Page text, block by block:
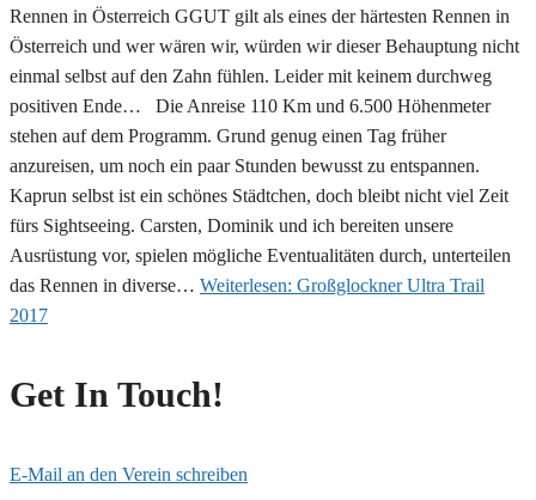
Rennen in Österreich GGUT gilt als eines der härtesten Rennen in
Österreich und wer wären wir, würden wir dieser Behauptung nicht
einmal selbst auf den Zahn fühlen. Leider mit keinem durchweg
positiven Ende… Die Anreise 110 Km und 6.500 Höhenmeter
stehen auf dem Programm. Grund genug einen Tag früher
anzureisen, um noch ein paar Stunden bewusst zu entspannen.
Kaprun selbst ist ein schönes Städtchen, doch bleibt nicht viel Zeit
fürs Sightseeing. Carsten, Dominik und ich bereiten unsere
Ausrüstung vor, spielen mögliche Eventualitäten durch, unterteilen
das Rennen in diverse… Weiterlesen: Großglockner Ultra Trail
2017
Get In Touch!
E-Mail an den Verein schreiben